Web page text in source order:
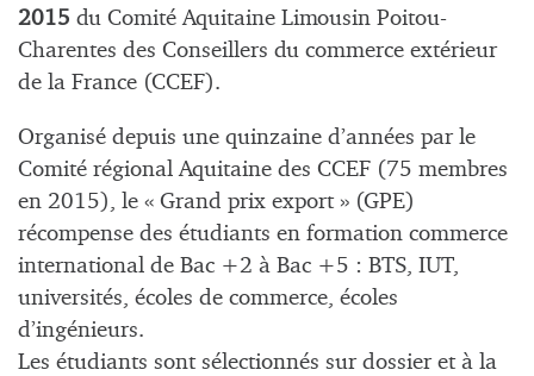
2015 du Comité Aquitaine Limousin Poitou-
Charentes des Conseillers du commerce extérieur
de la France (CCEF).
Organisé depuis une quinzaine d’années par le
Comité régional Aquitaine des CCEF (75 membres
en 2015), le « Grand prix export » (GPE)
récompense des étudiants en formation commerce
international de Bac +2 à Bac +5 : BTS, IUT,
universités, écoles de commerce, écoles
d’ingénieurs.
Les étudiants sont sélectionnés sur dossier et à la